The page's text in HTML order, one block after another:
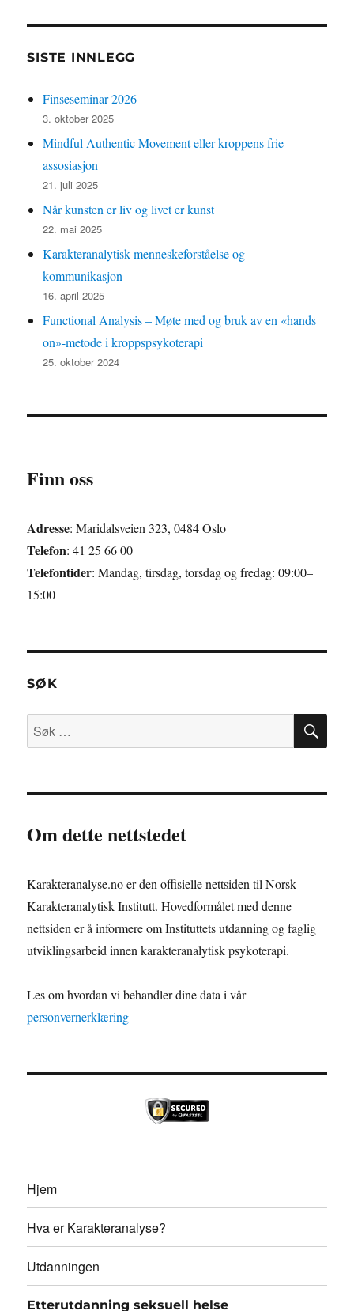
SISTE INNLEGG
Finseseminar 2026
3. oktober 2025
Mindful Authentic Movement eller kroppens frie
assosiasjon
21. juli 2025
Når kunsten er liv og livet er kunst
22. mai 2025
Karakteranalytisk menneskeforståelse og
kommunikasjon
16. april 2025
Functional Analysis – Møte med og bruk av en «hands
on»-metode i kroppspsykoterapi
25. oktober 2024
Finn oss
Adresse: Maridalsveien 323, 0484 Oslo
Telefon: 41 25 66 00
Telefontider: Mandag, tirsdag, torsdag og fredag: 09:00–
15:00
SØK
Søk
etter:
Om dette nettstedet
Karakteranalyse.no er den offisielle nettsiden til Norsk
Karakteranalytisk Institutt. Hovedformålet med denne
nettsiden er å informere om Instituttets utdanning og faglig
utviklingsarbeid innen karakteranalytisk psykoterapi.
Les om hvordan vi behandler dine data i vår
personvernerklæring
Hjem
Hva er Karakteranalyse?
Utdanningen
Etterutdanning seksuell helse